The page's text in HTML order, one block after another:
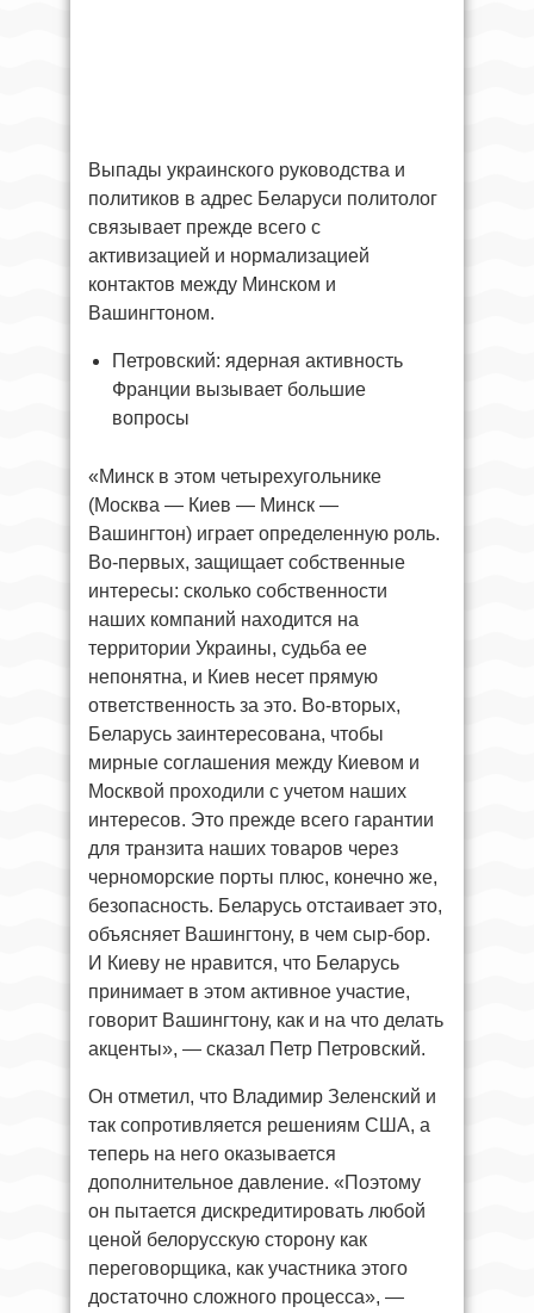
Выпады украинского руководства и
политиков в адрес Беларуси политолог
связывает прежде всего с
активизацией и нормализацией
контактов между Минском и
Вашингтоном.
Петровский: ядерная активность
Франции вызывает большие
вопросы
«Минск в этом четырехугольнике
(Москва — Киев — Минск —
Вашингтон) играет определенную роль.
Во-первых, защищает собственные
интересы: сколько собственности
наших компаний находится на
территории Украины, судьба ее
непонятна, и Киев несет прямую
ответственность за это. Во-вторых,
Беларусь заинтересована, чтобы
мирные соглашения между Киевом и
Москвой проходили с учетом наших
интересов. Это прежде всего гарантии
для транзита наших товаров через
черноморские порты плюс, конечно же,
безопасность. Беларусь отстаивает это,
объясняет Вашингтону, в чем сыр-бор.
И Киеву не нравится, что Беларусь
принимает в этом активное участие,
говорит Вашингтону, как и на что делать
акценты», — сказал Петр Петровский.
Он отметил, что Владимир Зеленский и
так сопротивляется решениям США, а
теперь на него оказывается
дополнительное давление. «Поэтому
он пытается дискредитировать любой
ценой белорусскую сторону как
переговорщика, как участника этого
достаточно сложного процесса», —